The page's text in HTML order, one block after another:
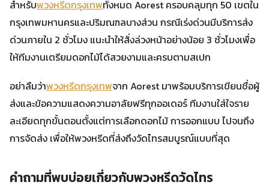
สำหรับพวงหรีดกรุงเทพทั้งหมด Aorest ครอบคลุมทุก 50 เขตใน
กรุงเทพมหานครและปริมณฑลบางส่วน กรณีเร่งด่วนมีบริการส่ง
ด่วนภายใน 2 ชั่วโมง แนะนำให้สั่งล่วงหน้าอย่างน้อย 3 ชั่วโมงเพื่อ
ให้ทีมงานเตรียมดอกไม้ได้สวยงามและครบตามสเปก
อย่าลืมว่าพวงหรีดกรุงเทพจาก Aorest มาพร้อมบริการเขียนชื่อผู้
ส่งและข้อความแสดงความอาลัยฟรีทุกออเดอร์ ทีมงานใส่ใจราย
ละเอียดทุกขั้นตอนตั้งแต่การเลือกดอกไม้ การออกแบบ ไปจนถึง
การจัดส่ง เพื่อให้พวงหรีดที่ส่งถึงวัดไทรสมบูรณ์แบบที่สุด
คำถามที่พบบ่อยเกี่ยวกับพวงหรีดวัดไทร